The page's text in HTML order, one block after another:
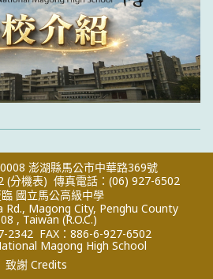
澎湖縣馬公市中華路369號
(分機表) 傳真電話：(06) 927-6502
國立馬公高級中學
Magong City, Penghu County
, Taiwan (R.O.C.)
2342 FAX：886-6-927-6502
Magong High School
致謝 Credits